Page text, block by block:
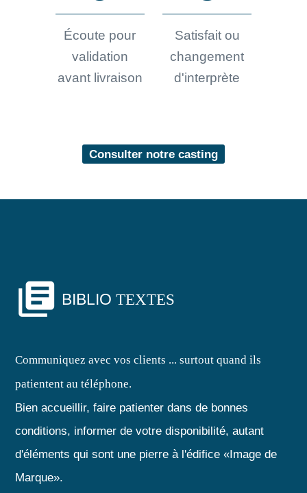
Écoute pour
validation
avant livraison
Satisfait ou
changement
d'interprète
Consulter notre casting
library_books BIBLIOTEXTES
Communiquez avec vos clients ... surtout quand ils
patientent au téléphone.
Bien accueillir, faire patienter dans de bonnes
conditions, informer de votre disponibilité, autant
d'éléments qui sont une pierre à l'édifice «Image de
Marque».